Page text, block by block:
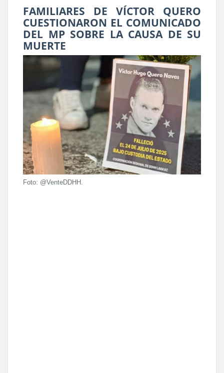
FAMILIARES DE VÍCTOR QUERO
CUESTIONARON EL COMUNICADO
DEL MP SOBRE LA CAUSA DE SU
MUERTE
Foto: @VenteDDHH.